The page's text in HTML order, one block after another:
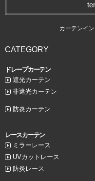
カーテンイ
CATEGORY
ドレープカーテン
遮光カーテン
非遮光カーテン
防炎カーテン
レースカーテン
ミラーレース
UVカットレース
防炎レース